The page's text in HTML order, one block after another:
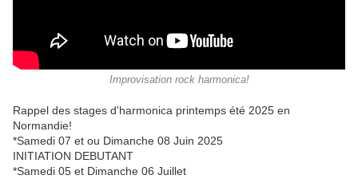
Improvisation rock harmonica!
Rappel des stages d'harmonica printemps été 2025 en
Normandie!
*Samedi 07 et ou Dimanche 08 Juin 2025
INITIATION DEBUTANT
*Samedi 05 et Dimanche 06 Juillet